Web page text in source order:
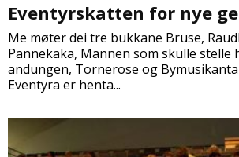
Eventyrskatten for nye
Me møter dei tre bukkane Bruse,
Pannekaka, Mannen som skulle stelle
andungen, Tornerose og
Eventyra er henta...